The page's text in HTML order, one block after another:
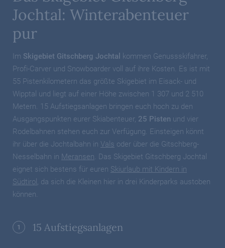
Jochtal: Winterabenteuer
pur
Im Skigebiet Gitschberg Jochtal
kommen Genussskifahrer,
Profi-Carver und Snowboarder voll auf ihre Kosten. Es ist mit
55 Pistenkilometern das größte Skigebiet im Eisack- und
Wipptal und liegt auf einer Höhe zwischen 1 307 und 2 510
Metern. 15 Aufstiegsanlagen bringen euch hoch zu den
Ausgangspunkten eurer Skiabenteuer, 25 Pisten und vier
Rodelbahnen stehen euch zur Verfügung. Einsteigen könnt
ihr über die Jochtalbahn in Vals oder über die Gitschberg-
Nesselbahn in Meransen. Das Skigebiet Gitschberg Jochtal
eignet sich bestens für euren Skiurlaub mit Kindern in
Südtirol , da sich die Kleinen hier in drei Kinderparks austoben
können.
1 15 Aufstiegsanlagen